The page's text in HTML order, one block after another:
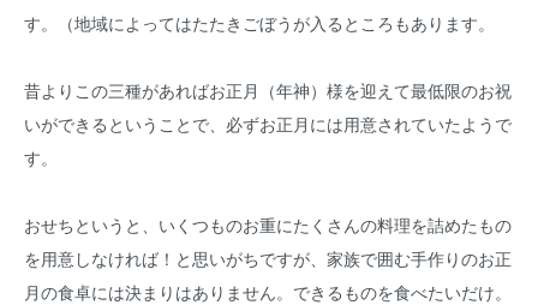
す。（地域によってはたたきごぼうが入るところもあります。
昔よりこの三種があればお正月（年神）様を迎えて最低限のお祝
いができるということで、必ずお正月には用意されていたようで
す。
おせちというと、いくつものお重にたくさんの料理を詰めたもの
を用意しなければ！と思いがちですが、家族で囲む手作りのお正
月の食卓には決まりはありません。できるものを食べたいだけ。